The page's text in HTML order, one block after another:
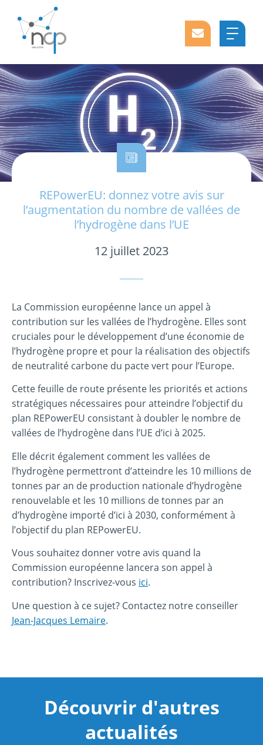
REPowerEU: donnez votre avis sur
l’augmentation du nombre de vallées de
l’hydrogène dans l’UE
12 juillet 2023
La Commission européenne lance un appel à
contribution sur les vallées de l’hydrogène. Elles sont
cruciales pour le développement d’une économie de
l’hydrogène propre et pour la réalisation des objectifs
de neutralité carbone du pacte vert pour l’Europe.
Cette feuille de route présente les priorités et actions
stratégiques nécessaires pour atteindre l’objectif du
plan REPowerEU consistant à doubler le nombre de
vallées de l’hydrogène dans l’UE d’ici à 2025.
Elle décrit également comment les vallées de
l’hydrogène permettront d’atteindre les 10 millions de
tonnes par an de production nationale d’hydrogène
renouvelable et les 10 millions de tonnes par an
d’hydrogène importé d’ici à 2030, conformément à
l’objectif du plan REPowerEU.
Vous souhaitez donner votre avis quand la
Commission européenne lancera son appel à
contribution? Inscrivez-vous ici.
Une question à ce sujet? Contactez notre conseiller
Jean-Jacques Lemaire.
Découvrir d'autres
actualités